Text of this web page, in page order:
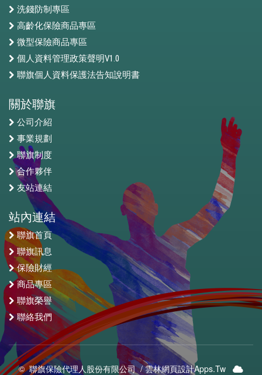
洗錢防制專區
高齡化保險商品專區
微型保險商品專區
個人資料管理政策聲明V1.0
聯旗個人資料保護法告知說明書
關於聯旗
公司介紹
事業規劃
聯旗制度
合作夥伴
友站連結
站內連結
聯旗首頁
聯旗訊息
保險財經
商品專區
聯旗榮譽
聯絡我們
© 聯旗保險代理人股份有限公司 /雲林網頁設計Apps.Tw